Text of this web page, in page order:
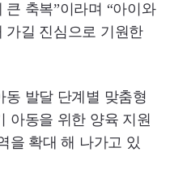
축복”이라며 “아이와
가길 진심으로 기원한
동 발달 단계별 맞춤형
아동을 위한 양육 지원
을 확대 해 나가고 있